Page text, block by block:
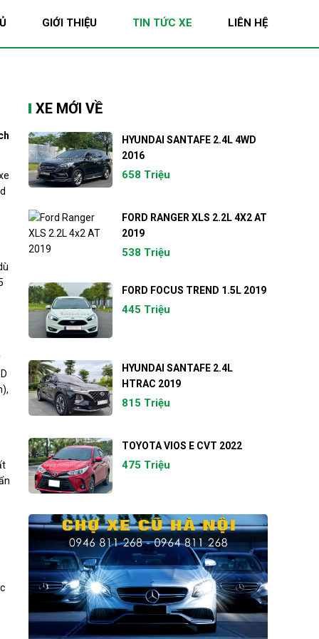
GIỚI THIỆU TIN TỨC XE LIÊN HỆ
XE MỚI VỀ
HYUNDAI SANTAFE 2.4L 4WD
2016
658 Triệu
FORD RANGER XLS 2.2L 4X2 AT
2019
538 Triệu
FORD FOCUS TREND 1.5L 2019
445 Triệu
HYUNDAI SANTAFE 2.4L
HTRAC 2019
815 Triệu
TOYOTA VIOS E CVT 2022
475 Triệu